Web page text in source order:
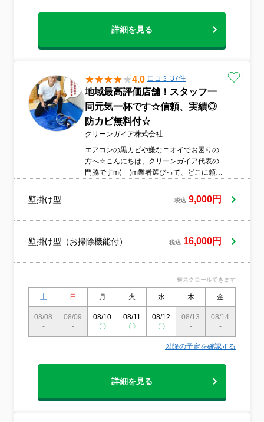
詳細を見る
4.0 口コミ 37件
地域最高評価店舗！スタッフ一
同元気一杯です☆信頼、実績◎
防カビ無料付☆
クリーンガイア株式会社
エアコンの黒カビや嫌なニオイでお困りの
方へ☆こんにちは、クリーンガイア代表の
門脇ですm(__)m業者選びって、どこに頼め
「カビ・ニオイ対策」に特化したクリーニ
ング専門店として、これまで1万台以上の施
多数いただいておりますので、ぜひご覧く
にご相談くださいませ。皆様にお会いでき
壁掛け型 税込 9,000円
壁掛け型（お掃除機能付） 税込 16,000円
横スクロールできます
土 日 月 火 水 木 金
08/08
-
08/09
-
08/10
〇
08/11
〇
08/12
〇
08/13
-
08/14
-
以降の予定を確認する
詳細を見る